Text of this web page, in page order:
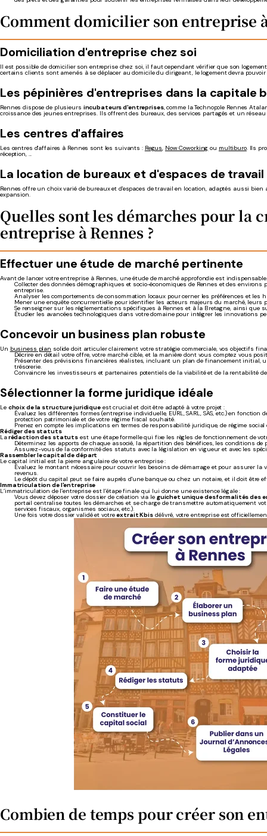
Comment domicilier son entreprise
Domiciliation d'entreprise chez soi
Il est possible de domicilier son entreprise chez soi, il faut cependant vérifier que son
certains clients sont amenés à se déplacer au domicile du dirigeant, le logement devra
Les pépinières d'entreprises dans la capitale
Rennes dispose de plusieurs incubateurs d'entreprises, comme la Technopole Rennes
croissance des jeunes entreprises. Ils offrent des bureaux, des services partagés et un
Les centres d'affaires
Les centres d'affaires à Rennes sont les suivants : Regus, Now Coworking ou multiburo. Ils
réception, ...
La location de bureaux et d'espaces de travail
Rennes offre un choix varié de bureaux et d'espaces de travail en location, adaptés aussi
expansion.
Quelles sont les démarches pour la
entreprise à Rennes ?
Effectuer une étude de marché pertinente
Avant de lancer votre entreprise à Rennes, une étude de marché approfondie est
Collecter des données démographiques et socio-économiques de Rennes et des
entreprise.
Analyser les comportements de consommation locaux pour cerner les préférences et les
Mener une enquête concurrentielle pour identifier les acteurs majeurs du marché, leurs
Se renseigner sur les réglementations spécifiques à Rennes et à la Bretagne, ainsi que
Étudier les avancées technologiques dans votre domaine pour intégrer les innovations
Concevoir un business plan robuste
Un business plan solide doit articuler clairement votre stratégie commerciale, vos objectifs
Décrire en détail votre offre, votre marché cible, et la manière dont vous comptez vous
Présenter des prévisions financières réalistes, incluant un plan de financement initial,
trésorerie.
Convaincre les investisseurs et partenaires potentiels de la viabilité et de la rentabilité de
Sélectionner la forme juridique idéale
Le choix de la structure juridiqueest crucial et doit être adapté à votre projet :
Évaluez les différentes formes (entreprise individuelle, EURL, SARL, SAS, etc.) en fonction
protection patrimoniale et de votre régime fiscal souhaité.
Prenez en compte les implications en termes de responsabilité juridique, de régime
Rédiger des statuts
Larédaction des statuts est une étape formelle qui fixe les règles de fonctionnement de
Déterminez les apports de chaque associé, la répartition des bénéfices, les conditions
Assurez-vous de la conformité des statuts avec la législation en vigueur et avec les
Rassembler le capital de départ
Le capital initial est la pierre angulaire de votre entreprise :
Évaluez le montant nécessaire pour couvrir les besoins de démarrage et pour assurer la
revenus.
Le dépôt du capital peut se faire auprès d'une banque ou chez un notaire, et il doit être
Immatriculation de l'entreprise
L’immatriculation de l’entreprise est l’étape finale qui lui donne une existence légale :
Vous devez déposer votre dossier de création via le guichet unique des formalités des
portail centralise toutes les démarches et se charge de transmettre automatiquement
services fiscaux, organismes sociaux, etc.).
Une fois votre dossier validé et votreextrait Kbisdélivré, votre entreprise est
Combien de temps pour créer son